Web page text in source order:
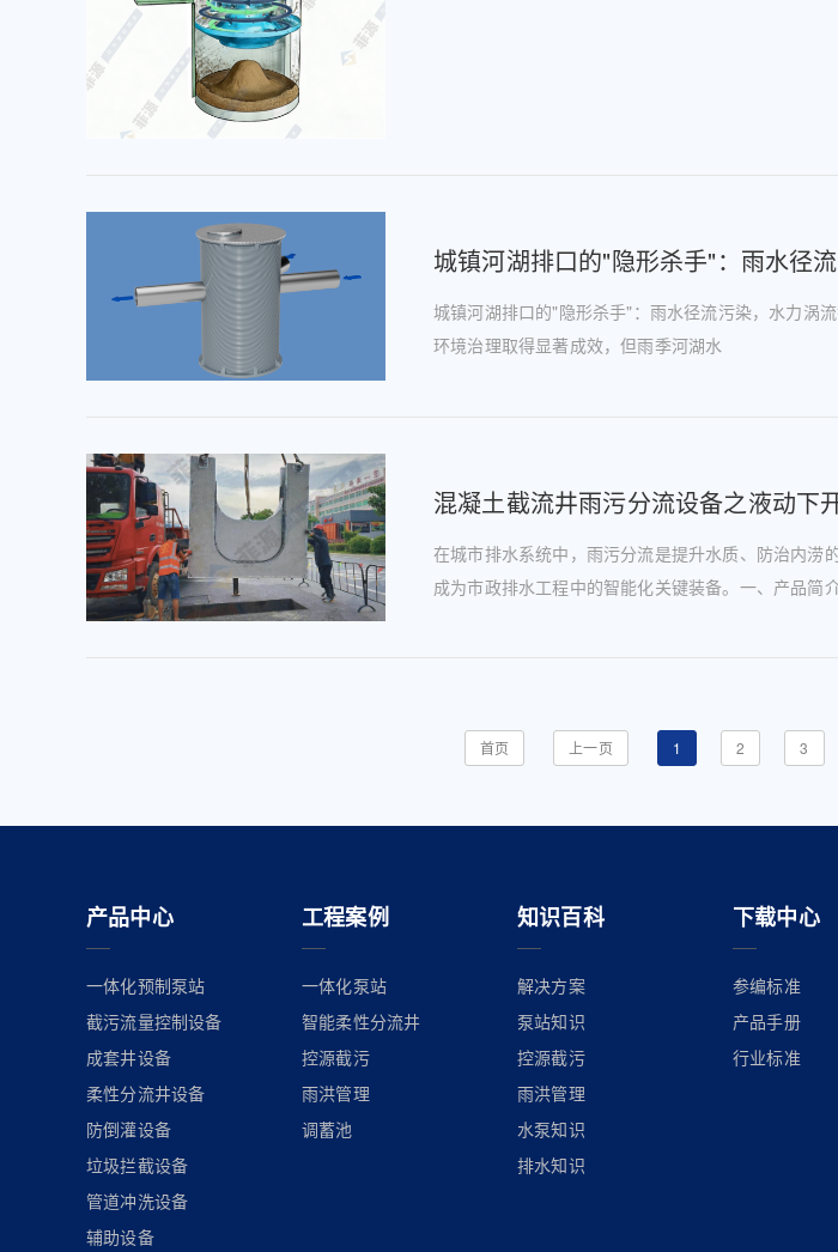
城镇河湖排口的"隐形杀手"：雨水径
城镇河湖排口的"隐形杀手"：雨水径流污染，水力涡
环境治理取得显著成效，但雨季河湖水
混凝土截流井雨污分流设备之液动下
在城市排水系统中，雨污分流是提升水质、防治内涝
成为市政排水工程中的智能化关键装备。一、产品简
首页 上一页 1 2 3
产品中心
一体化预制泵站
截污流量控制设备
成套井设备
柔性分流井设备
防倒灌设备
垃圾拦截设备
管道冲洗设备
辅助设备
工程案例
一体化泵站
智能柔性分流井
控源截污
雨洪管理
调蓄池
知识百科
解决方案
泵站知识
控源截污
雨洪管理
水泵知识
排水知识
下载中心
参编标准
产品手册
行业标准